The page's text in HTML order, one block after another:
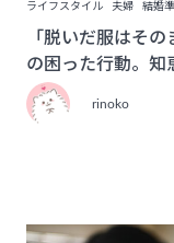
ライフスタイル 夫婦 結婚
「脱いだ服はそ
の困った行動。知
rinoko